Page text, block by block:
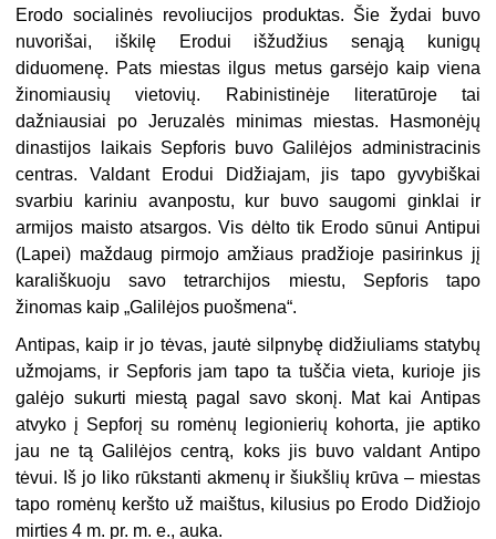
Erodo socialinės revoliucijos produktas. Šie žydai buvo
nuvorišai, iškilę Erodui išžudžius senąją kunigų
diduomenę. Pats miestas ilgus metus garsėjo kaip viena
žinomiausių vietovių. Rabinistinėje literatūroje tai
dažniausiai po Jeruzalės minimas miestas. Hasmonėjų
dinastijos laikais Sepforis buvo Galilėjos administracinis
centras. Valdant Erodui Didžiajam, jis tapo gyvybiškai
svarbiu kariniu avanpostu, kur buvo saugomi ginklai ir
armijos maisto atsargos. Vis dėlto tik Erodo sūnui Antipui
(Lapei) maždaug pirmojo amžiaus pradžioje pasirinkus jį
karališkuoju savo tetrarchijos miestu, Sepforis tapo
žinomas kaip „Galilėjos puošmena“.
Antipas, kaip ir jo tėvas, jautė silpnybę didžiuliams statybų
užmojams, ir Sepforis jam tapo ta tuščia vieta, kurioje jis
galėjo sukurti miestą pagal savo skonį. Mat kai Antipas
atvyko į Sepforį su romėnų legionierių kohorta, jie aptiko
jau ne tą Galilėjos centrą, koks jis buvo valdant Antipo
tėvui. Iš jo liko rūkstanti akmenų ir šiukšlių krūva – miestas
tapo romėnų keršto už maištus, kilusius po Erodo Didžiojo
mirties 4 m. pr. m. e., auka.